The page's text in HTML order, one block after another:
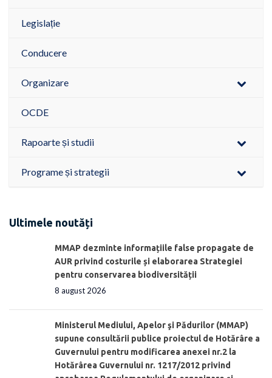
Legislație
Conducere
Organizare
OCDE
Rapoarte și studii
Programe și strategii
Ultimele noutăți
MMAP dezminte informațiile false propagate de
AUR privind costurile și elaborarea Strategiei
pentru conservarea biodiversității
8 august 2026
Ministerul Mediului, Apelor şi Pădurilor (MMAP)
supune consultării publice proiectul de Hotărâre a
Guvernului pentru modificarea anexei nr.2 la
Hotărârea Guvernului nr. 1217/2012 privind